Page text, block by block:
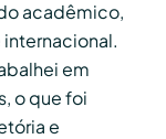
acadêmico,
em
o que foi
e